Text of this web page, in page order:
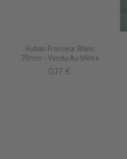
Ruban Fronceur Blanc
70mm - Vendu Au Mètre
0,77 €